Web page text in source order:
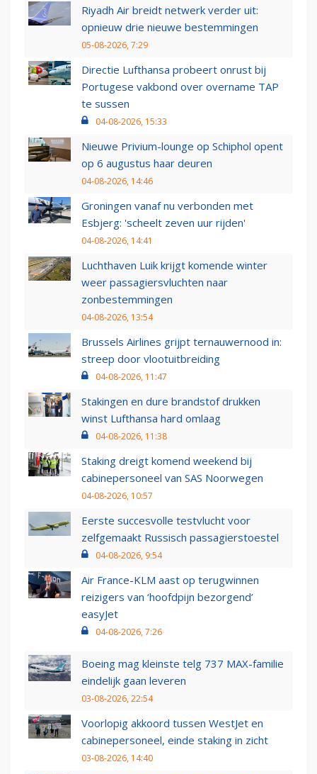
Riyadh Air breidt netwerk verder uit:
opnieuw drie nieuwe bestemmingen
05-08-2026, 7:29
Directie Lufthansa probeert onrust bij
Portugese vakbond over overname TAP
te sussen
04-08-2026, 15:33
Nieuwe Privium-lounge op Schiphol opent
op 6 augustus haar deuren
04-08-2026, 14:46
Groningen vanaf nu verbonden met
Esbjerg: 'scheelt zeven uur rijden'
04-08-2026, 14:41
Luchthaven Luik krijgt komende winter
weer passagiersvluchten naar
zonbestemmingen
04-08-2026, 13:54
Brussels Airlines grijpt ternauwernood in:
streep door vlootuitbreiding
04-08-2026, 11:47
Stakingen en dure brandstof drukken
winst Lufthansa hard omlaag
04-08-2026, 11:38
Staking dreigt komend weekend bij
cabinepersoneel van SAS Noorwegen
04-08-2026, 10:57
Eerste succesvolle testvlucht voor
zelfgemaakt Russisch passagierstoestel
04-08-2026, 9:54
Air France-KLM aast op terugwinnen
reizigers van ‘hoofdpijn bezorgend’
easyJet
04-08-2026, 7:26
Boeing mag kleinste telg 737 MAX-familie
eindelijk gaan leveren
03-08-2026, 22:54
Voorlopig akkoord tussen WestJet en
cabinepersoneel, einde staking in zicht
03-08-2026, 14:40